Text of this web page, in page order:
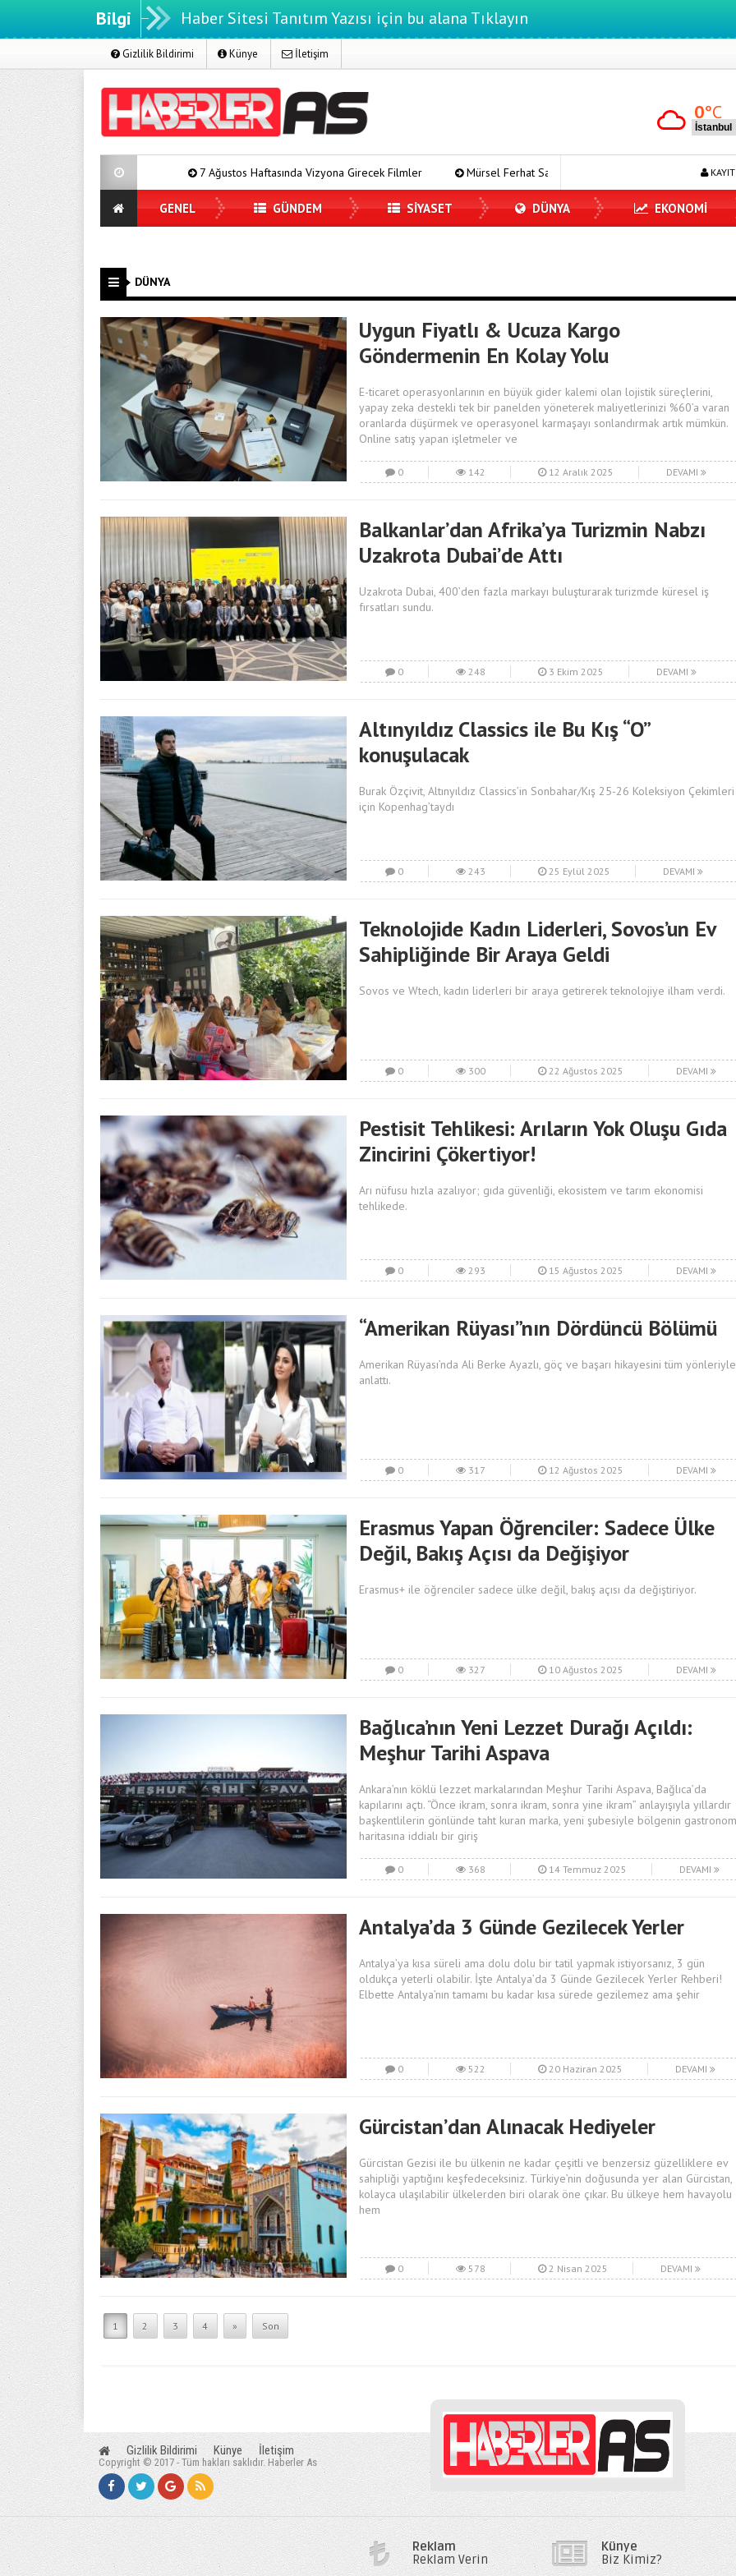
Bilgi Haber Sitesi Tanıtım Yazısı için bu alana Tıklayın
Gizlilik Bildirimi Künye İletişim
0°C
7 Ağustos Haftasında Vizyona Girecek Filmler Mürsel Ferhat Sağlam Tek Rumeli Tv’de Marka Atölyesi Programına
GENEL GÜNDEM SİYASET DÜNYA EKONOMİ
DÜNYA
Uygun Fiyatlı & Ucuza Kargo
Göndermenin En Kolay Yolu
E-ticaret operasyonlarının en büyük gider kalemi olan lojistik süreçlerini,
yapay zeka destekli tek bir panelden yöneterek maliyetlerinizi %60’a varan
oranlarda düşürmek ve operasyonel karmaşayı sonlandırmak artık mümkün.
Online satış yapan işletmeler ve
0 142 12 Aralık 2025 DEVAMI
Balkanlar’dan Afrika’ya Turizmin Nabzı
Uzakrota Dubai’de Attı
Uzakrota Dubai, 400’den fazla markayı buluşturarak turizmde küresel iş
fırsatları sundu.
0 248 3 Ekim 2025 DEVAMI
Altınyıldız Classics ile Bu Kış “O”
konuşulacak
Burak Özçivit, Altınyıldız Classics’in Sonbahar/Kış 25-26 Koleksiyon Çekimleri
için Kopenhag’taydı
0 243 25 Eylül 2025 DEVAMI
Teknolojide Kadın Liderleri, Sovos’un Ev
Sahipliğinde Bir Araya Geldi
Sovos ve Wtech, kadın liderleri bir araya getirerek teknolojiye ilham verdi.
0 300 22 Ağustos 2025 DEVAMI
Pestisit Tehlikesi: Arıların Yok Oluşu Gıda
Zincirini Çökertiyor!
Arı nüfusu hızla azalıyor; gıda güvenliği, ekosistem ve tarım ekonomisi
tehlikede.
0 293 15 Ağustos 2025 DEVAMI
“Amerikan Rüyası”nın Dördüncü Bölümü
Amerikan Rüyası’nda Ali Berke Ayazlı, göç ve başarı hikayesini tüm yönleriyle
anlattı.
0 317 12 Ağustos 2025 DEVAMI
Erasmus Yapan Öğrenciler: Sadece Ülke
Değil, Bakış Açısı da Değişiyor
Erasmus+ ile öğrenciler sadece ülke değil, bakış açısı da değiştiriyor.
0 327 10 Ağustos 2025 DEVAMI
Bağlıca’nın Yeni Lezzet Durağı Açıldı:
Meşhur Tarihi Aspava
Ankara’nın köklü lezzet markalarından Meşhur Tarihi Aspava, Bağlıca’da
kapılarını açtı. “Önce ikram, sonra ikram, sonra yine ikram” anlayışıyla yıllardır
başkentlilerin gönlünde taht kuran marka, yeni şubesiyle bölgenin
haritasına iddialı bir giriş
0 368 14 Temmuz 2025 DEVAMI
Antalya’da 3 Günde Gezilecek Yerler
Antalya’ya kısa süreli ama dolu dolu bir tatil yapmak istiyorsanız, 3 gün
oldukça yeterli olabilir. İşte Antalya’da 3 Günde Gezilecek Yerler Rehberi!
Elbette Antalya’nın tamamı bu kadar kısa sürede gezilemez ama şehir
0 522 20 Haziran 2025 DEVAMI
Gürcistan’dan Alınacak Hediyeler
Gürcistan Gezisi ile bu ülkenin ne kadar çeşitli ve benzersiz güzelliklere ev
sahipliği yaptığını keşfedeceksiniz. Türkiye’nin doğusunda yer alan Gürcistan,
kolayca ulaşılabilir ülkelerden biri olarak öne çıkar. Bu ülkeye hem havayolu
hem
0 578 2 Nisan 2025 DEVAMI
1 2 3 4 » Son
Gizlilik Bildirimi Künye İletişim
Copyright © 2017 - Tüm hakları saklıdır. Haberler As
Reklam
Reklam Verin
Künye
Biz Kimiz?